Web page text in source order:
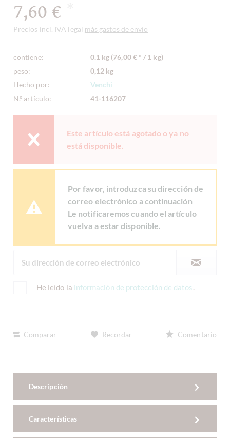
7,60 €
Precios incl. IVA legal más gastos de envío
contiene:
0.1 kg (76,00 € * / 1 kg)
peso:
0,12 kg
Hecho por:
Venchi
N.º artículo:
41-116207
Este artículo está agotado o ya no
está disponible.
Por favor, introduzca su dirección de
correo electrónico a continuación
Le notificaremos cuando el artículo
vuelva a estar disponible.
He leído la información de protección de datos.
Comparar Recordar Comentario
Descripción
Características